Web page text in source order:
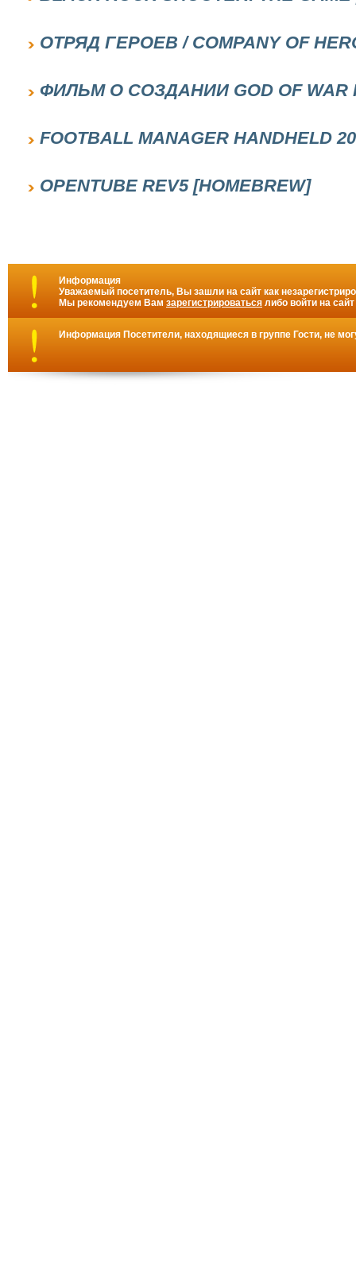
ОТРЯД ГЕРОЕВ / COMPANY OF
ФИЛЬМ О СОЗДАНИИ GOD OF WAR
FOOTBALL MANAGER HANDHELD
OPENTUBE REV5 [HOMEBREW]
Информация
Уважаемый посетитель, Вы зашли на сайт как
Мы рекомендуем Вам зарегистрироваться либо войти на
Информация Посетители, находящиеся в группе Гости, не